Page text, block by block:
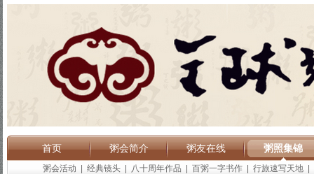
首页 粥会简介 粥友在线 粥照集锦
粥会活动 经典镜头 八十周年作品 百粥一字书作 行旅速写天地